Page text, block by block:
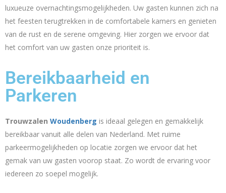
luxueuze overnachtingsmogelijkheden. Uw gasten kunnen zich na
het feesten terugtrekken in de comfortabele kamers en genieten
van de rust en de serene omgeving. Hier zorgen we ervoor dat
het comfort van uw gasten onze prioriteit is.
Bereikbaarheid en
Parkeren
Trouwzalen Woudenberg is ideaal gelegen en gemakkelijk
bereikbaar vanuit alle delen van Nederland. Met ruime
parkeermogelijkheden op locatie zorgen we ervoor dat het
gemak van uw gasten voorop staat. Zo wordt de ervaring voor
iedereen zo soepel mogelijk.